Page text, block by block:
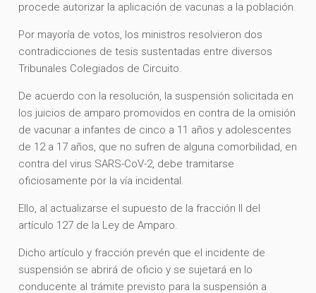
procede autorizar la aplicación de vacunas a la población.
Por mayoría de votos, los ministros resolvieron dos
contradicciones de tesis sustentadas entre diversos
Tribunales Colegiados de Circuito.
De acuerdo con la resolución, la suspensión solicitada en
los juicios de amparo promovidos en contra de la omisión
de vacunar a infantes de cinco a 11 años y adolescentes
de 12 a 17 años, que no sufren de alguna comorbilidad, en
contra del virus SARS-CoV-2, debe tramitarse
oficiosamente por la vía incidental.
Ello, al actualizarse el supuesto de la fracción II del
artículo 127 de la Ley de Amparo.
Dicho artículo y fracción prevén que el incidente de
suspensión se abrirá de oficio y se sujetará en lo
conducente al trámite previsto para la suspensión a